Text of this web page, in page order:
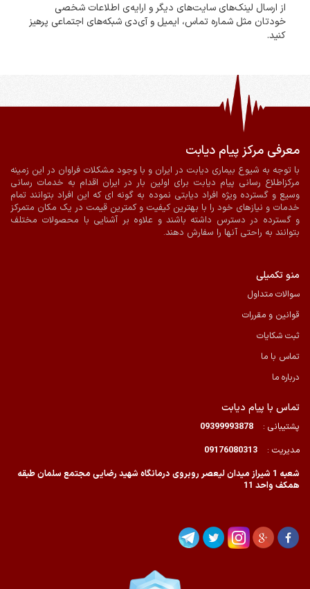
از ارسال لینک‌های سایت‌های دیگر و ارایه‌ی اطلاعات شخصی
خودتان مثل شماره تماس، ایمیل و آی‌دی شبکه‌های اجتماعی پرهیز
کنید.
پرداخت آنلاین ارسال با پیک در شیراز
معرفی مرکز پیام دیابت
با توجه به شیوع بیماری دیابت در ایران و با وجود مشکلات فراوان در این زمینه
مرکزاطلاع رسانی پیام دیابت برای اولین بار در ایران اقدام به خدمات رسانی
وسیع و گسترده ویژه افراد دیابتی نموده به گونه ای که این افراد بتوانند تمام
خدمات و نیازهای خود را با بهترین کیفیت و کمترین قیمت در یک مکان متمرکز
و گسترده در دسترس داشته باشند و علاوه بر آشنایی با محصولات مختلف
بتوانند به راحتی آنها را سفارش دهند.
منو تکمیلی
سوالات متداول
قوانین و مقررات
ثبت شکایات
تماس با ما
درباره ما
تماس با پیام دیابت
پشتیبانی :
09399993878
مدیریت :
09176080313
شعبه 1 شیراز میدان لیعصر روبروی درمانگاه شهید رضایی مجتمع سلمان طبقه
همکف واحد 11